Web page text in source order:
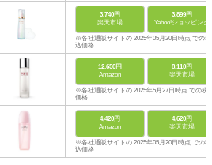
3,740円
楽天市場
3,899円
Yahoo!ショッピング
※各社通販サイトの 2025年05月20日時点 での税
込価格
12,650円
Amazon
8,110円
楽天市場
※各社通販サイトの 2025年5月27日時点 での税
価格
4,420円
Amazon
4,620円
楽天市場
※各社通販サイトの 2025年05月20日時点 での税
込価格